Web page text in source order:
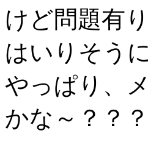
けど問題有
はいりそう
やっぱり、
かな～？？？